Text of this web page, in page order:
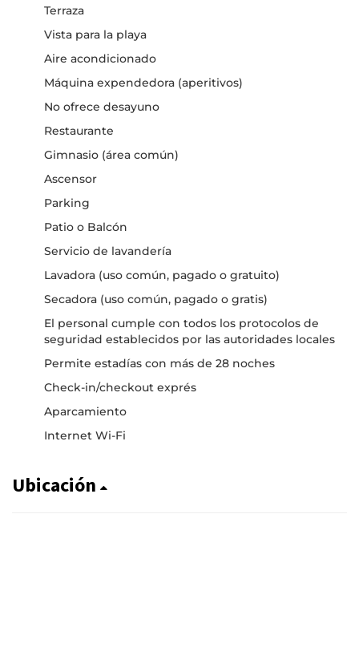
Terraza
Vista para la playa
Aire acondicionado
Máquina expendedora (aperitivos)
No ofrece desayuno
Restaurante
Gimnasio (área común)
Ascensor
Parking
Patio o Balcón
Servicio de lavandería
Lavadora (uso común, pagado o gratuito)
Secadora (uso común, pagado o gratis)
El personal cumple con todos los protocolos de
seguridad establecidos por las autoridades locales
Permite estadías con más de 28 noches
Check-in/checkout exprés
Aparcamiento
Internet Wi-Fi
Ubicación